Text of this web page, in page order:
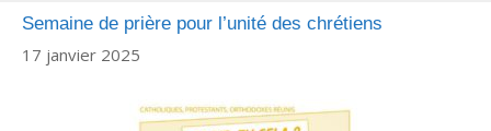
Semaine de prière pour l’unité des chrétiens
17 janvier 2025